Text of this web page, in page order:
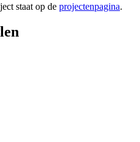
staat op de projectenpagina.